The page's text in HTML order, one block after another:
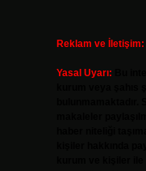
Reklam ve İletişim:
Yasal Uyarı: